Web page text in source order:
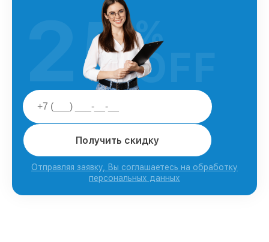
Получить скидку
Отправляя заявку, Вы соглашаетесь на обработку
персональных данных
25%
OFF